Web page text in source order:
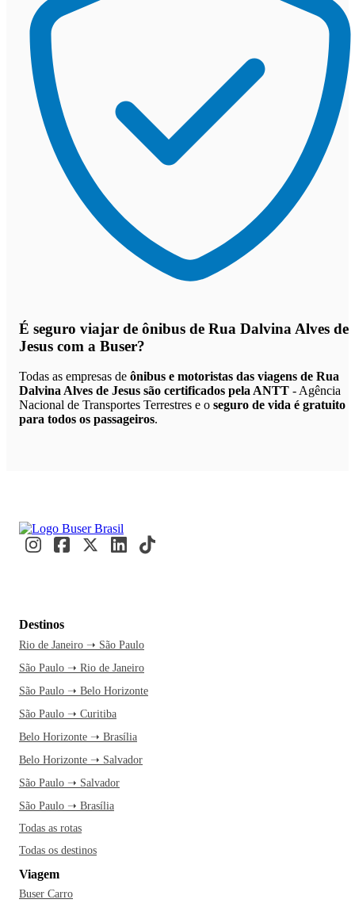
É seguro viajar de ônibus de Rua Dalvina Alves de
Jesus com a Buser?
Todas as empresas de ônibus e motoristas das viagens de Rua
Dalvina Alves de Jesus são certificados pela ANTT - Agência
Nacional de Transportes Terrestres e o seguro de vida é gratuito
para todos os passageiros.
Destinos
Rio de Janeiro ➝ São Paulo
São Paulo ➝ Rio de Janeiro
São Paulo ➝ Belo Horizonte
São Paulo ➝ Curitiba
Belo Horizonte ➝ Brasília
Belo Horizonte ➝ Salvador
São Paulo ➝ Salvador
São Paulo ➝ Brasília
Todas as rotas
Todas os destinos
Viagem
Buser Carro